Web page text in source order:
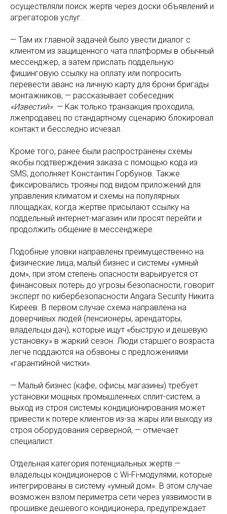
осуществляли поиск жертв через доски объявлений и
агрегаторов услуг.
— Там их главной задачей было увести диалог с
клиентом из защищенного чата платформы в обычный
мессенджер, а затем прислать поддельную
фишинговую ссылку на оплату или попросить
перевести аванс на личную карту для брони бригады
монтажников, — рассказывает собеседник
«Известий». — Как только транзакция проходила,
лжепродавец по стандартному сценарию блокировал
контакт и бесследно исчезал.
Кроме того, ранее были распространены схемы
якобы подтверждения заказа с помощью кода из
SMS, дополняет Константин Горбунов. Также
фиксировались трояны под видом приложений для
управления климатом и схемы на популярных
площадках, когда жертве присылают ссылку на
поддельный интернет-магазин или просят перейти и
продолжить общение в мессенджере.
Подобные уловки направлены преимущественно на
физические лица, малый бизнес и системы «умный
дом», при этом степень опасности варьируется от
финансовых потерь до угрозы безопасности, говорит
эксперт по кибербезопасности Angara Security Никита
Киреев. В первом случае схема направлена на
доверчивых людей (пенсионеры, арендаторы,
владельцы дач), которые ищут «быструю и дешевую
установку» в жаркий сезон. Люди старшего возраста
легче поддаются на обзвоны с предложениями
«гарантийной чистки».
— Малый бизнес (кафе, офисы, магазины) требует
установки мощных промышленных сплит-систем, а
выход из строя системы кондиционирования может
привести к потере клиентов из-за жары или выходу из
строя оборудования серверной, — отмечает
специалист.
Отдельная категория потенциальных жертв —
владельцы кондиционеров с Wi-Fi-модулями, которые
интегрированы в систему «умный дом». В этом случае
возможен взлом периметра сети через уязвимости в
прошивке дешевого кондиционера, предупреждает